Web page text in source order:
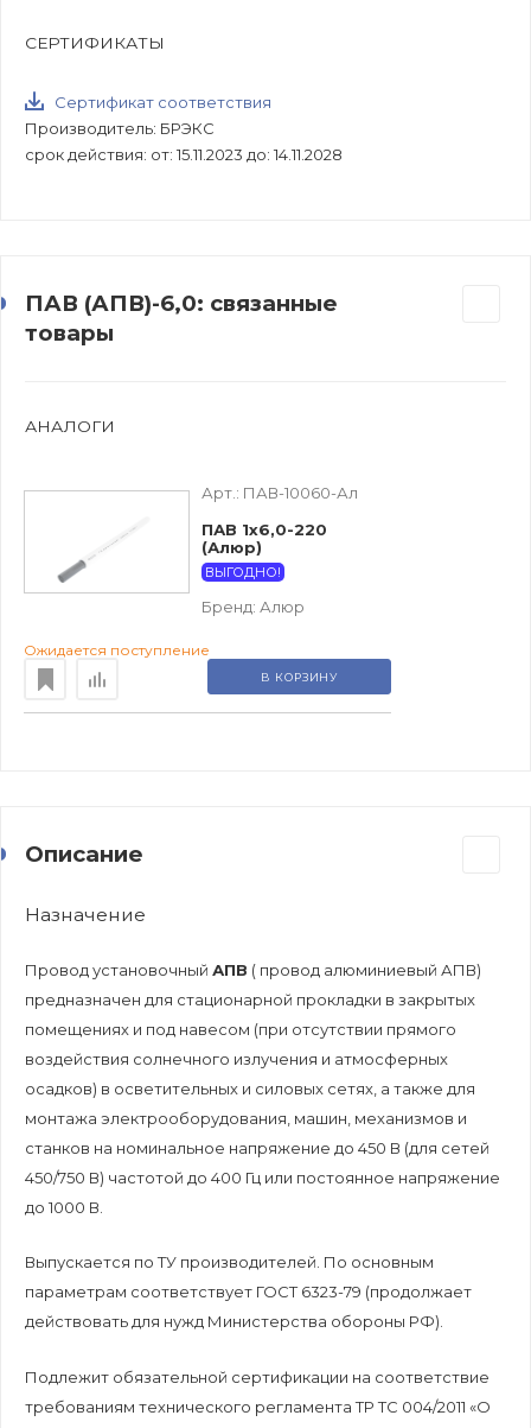
СЕРТИФИКАТЫ
Сертификат соответствия
Производитель: БРЭКС
срок действия: от: 15.11.2023 до: 14.11.2028
ПАВ (АПВ)-6,0: связанные
товары
АНАЛОГИ
Арт.: ПАВ-10060-Ал
ПАВ 1х6,0-220
(Алюр)
ВЫГОДНО!
Бренд: Алюр
Ожидается поступление
В КОРЗИНУ
Описание
Назначение
Провод установочный АПВ ( провод алюминиевый АПВ)
предназначен для стационарной прокладки в закрытых
помещениях и под навесом (при отсутствии прямого
воздействия солнечного излучения и атмосферных
осадков) в осветительных и силовых сетях, а также для
монтажа электрооборудования, машин, механизмов и
станков на номинальное напряжение до 450 В (для сетей
450/750 В) частотой до 400 Гц или постоянное напряжение
до 1000 В.
Выпускается по ТУ производителей. По основным
параметрам соответствует ГОСТ 6323-79 (продолжает
действовать для нужд Министерства обороны РФ).
Подлежит обязательной сертификации на соответствие
требованиям технического регламента ТР ТС 004/2011 «О